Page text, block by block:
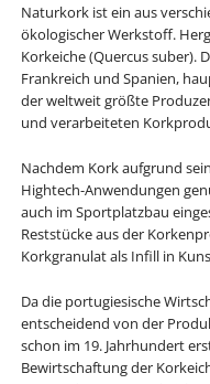
Naturkork ist ein aus
ökologischer Werkstoff.
Korkeiche (Quercus suber).
Frankreich und Spanien,
der weltweit größte
und verarbeiteten
Nachdem Kork aufgrund
Hightech-Anwendungen
auch im Sportplatzbau
Reststücke aus der
Korkgranulat als Infill in
Da die portugiesische
entscheidend von der
schon im 19. Jahrhundert
Bewirtschaftung der